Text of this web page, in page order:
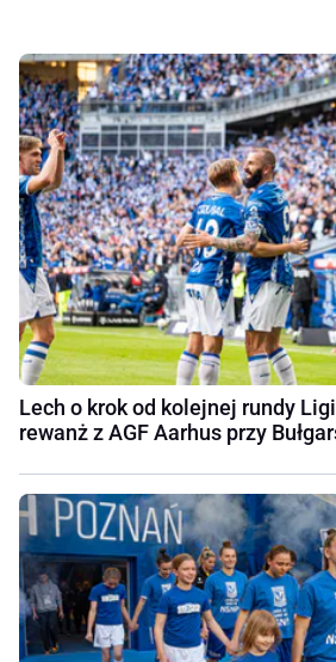
Lech o krok od kolejnej rundy
rewanż z AGF Aarhus przy